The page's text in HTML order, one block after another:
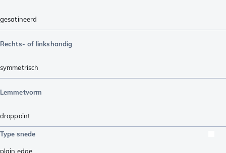
gesatineerd
Rechts- of linkshandig
symmetrisch
Lemmetvorm
droppoint
Type snede
plain edge